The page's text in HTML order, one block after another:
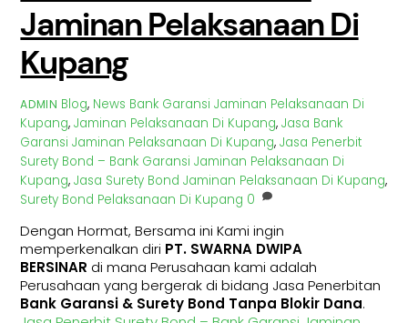
Jaminan Pelaksanaan Di
Kupang
ADMIN Blog, News Bank Garansi Jaminan Pelaksanaan Di
Kupang,Jaminan Pelaksanaan Di Kupang,Jasa Bank
Garansi Jaminan Pelaksanaan Di Kupang,Jasa Penerbit
Surety Bond – Bank Garansi Jaminan Pelaksanaan Di
Kupang,Jasa Surety Bond Jaminan Pelaksanaan Di Kupang,
Surety Bond Pelaksanaan Di Kupang 0
Dengan Hormat, Bersama ini Kami ingin
memperkenalkan diri PT. SWARNA DWIPA
BERSINAR di mana Perusahaan kami adalah
Perusahaan yang bergerak di bidang Jasa Penerbitan
Bank Garansi & Surety Bond Tanpa Blokir Dana.